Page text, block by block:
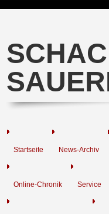
Startseite News-Archiv
Online-Chronik Service